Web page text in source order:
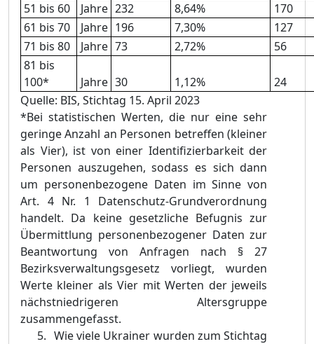
51 bis 60
Jahre 232 8,64%
170
61 bis 70
Jahre 196 7,30%
127
71 bis 80
Jahre 73 2,72%
56
81 bis
100*
Jahre 30 1,12%
24
Quelle: BIS, Stichtag 15. April 2023
*Bei statistischen Werten, die nur eine sehr
geringe Anzahl an Personen betreffen (kleiner
als Vier), ist von einer Identifizierbarkeit der
Personen auszugehen, sodass es sich dann
um personenbezogene Daten im Sinne von
Art. 4 Nr. 1 Datenschutz-Grundverordnung
handelt. Da keine gesetzliche Befugnis zur
Übermittlung personenbezogener Daten zur
Beantwortung von Anfragen nach § 27
Bezirksverwaltungsgesetz vorliegt, wurden
Werte kleiner als Vier mit Werten der jeweils
nächstniedrigeren Altersgruppe
zusammengefasst.
Wie viele Ukrainer wurden zum Stichtag